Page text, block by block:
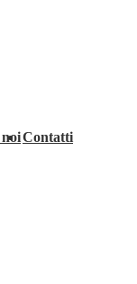
Contatti